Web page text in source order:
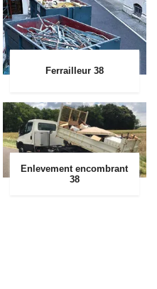
Ferrailleur 38
Enlevement encombrant
38